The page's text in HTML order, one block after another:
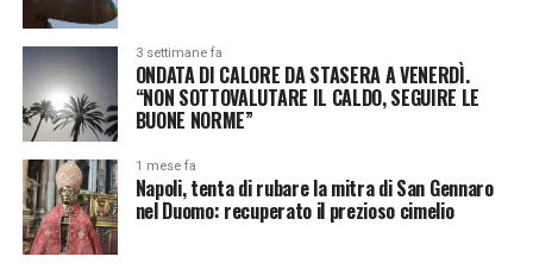
3 settimane fa
ONDATA DI CALORE DA STASERA A VENERDÌ.
“NON SOTTOVALUTARE IL CALDO, SEGUIRE LE
BUONE NORME”
1 mese fa
Napoli, tenta di rubare la mitra di San Gennaro
nel Duomo: recuperato il prezioso cimelio